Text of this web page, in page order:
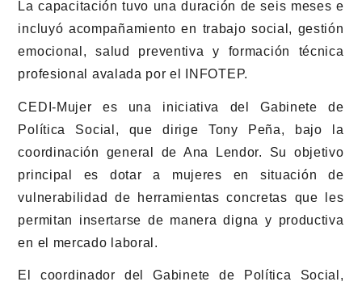
La capacitación tuvo una duración de seis meses e
incluyó acompañamiento en trabajo social, gestión
emocional, salud preventiva y formación técnica
profesional avalada por el INFOTEP.
CEDI-Mujer es una iniciativa del Gabinete de
Política Social, que dirige Tony Peña, bajo la
coordinación general de Ana Lendor. Su objetivo
principal es dotar a mujeres en situación de
vulnerabilidad de herramientas concretas que les
permitan insertarse de manera digna y productiva
en el mercado laboral.
El coordinador del Gabinete de Política Social,